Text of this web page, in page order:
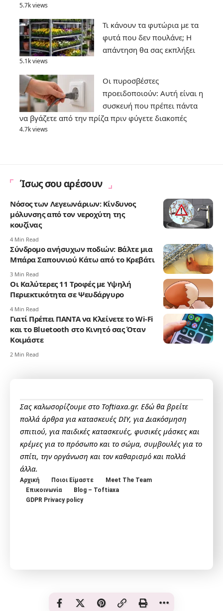
5.7k views
Τι κάνουν τα φυτώρια με τα
φυτά που δεν πουλάνε; Η
απάντηση θα σας εκπλήξει
5.1k views
Οι πυροσβέστες
προειδοποιούν: Αυτή είναι η
συσκευή που πρέπει πάντα
να βγάζετε από την πρίζα πριν φύγετε διακοπές
4.7k views
Ίσως σου αρέσουν
Νόσος των Λεγεωνάριων: Κίνδυνος
μόλυνσης από τον νεροχύτη της
κουζίνας
4 Min Read
Σύνδρομο ανήσυχων ποδιών: Βάλτε μια
Μπάρα Σαπουνιού Κάτω από το Κρεβάτι
3 Min Read
Οι Καλύτερες 11 Τροφές με Υψηλή
Περιεκτικότητα σε Ψευδάργυρο
4 Min Read
Γιατί Πρέπει ΠΑΝΤΑ να Κλείνετε το Wi-Fi
και το Bluetooth στο Κινητό σας Όταν
Κοιμάστε
2 Min Read
Σας καλωσορίζουμε στο Toftiaxa.gr. Εδώ θα βρείτε
πολλά άρθρα για κατασκευές DIY, για Διακόσμηση
σπιτιού, για παιδικές κατασκευές, φυσικές μάσκες και
κρέμες για το πρόσωπο και το σώμα, συμβουλές για το
σπίτι, την οργάνωση και τον καθαρισμό και πολλά
άλλα.
Αρχική Ποιοι Είμαστε
Meet The Team
Επικοινωνία
Blog – Toftiaxa
GDPR Privacy policy
© Toftiaxa 2025